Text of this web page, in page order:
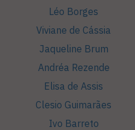
Léo Borges
Viviane de Cássia
Jaqueline Brum
Andréa Rezende
Elisa de Assis
Clesio Guimarães
Ivo Barreto